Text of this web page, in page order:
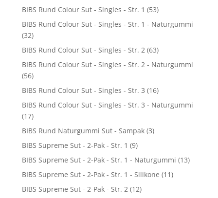
BIBS Rund Colour Sut - Singles - Str. 1 (53)
BIBS Rund Colour Sut - Singles - Str. 1 - Naturgummi
(32)
BIBS Rund Colour Sut - Singles - Str. 2 (63)
BIBS Rund Colour Sut - Singles - Str. 2 - Naturgummi
(56)
BIBS Rund Colour Sut - Singles - Str. 3 (16)
BIBS Rund Colour Sut - Singles - Str. 3 - Naturgummi
(17)
BIBS Rund Naturgummi Sut - Sampak (3)
BIBS Supreme Sut - 2-Pak - Str. 1 (9)
BIBS Supreme Sut - 2-Pak - Str. 1 - Naturgummi (13)
BIBS Supreme Sut - 2-Pak - Str. 1 - Silikone (11)
BIBS Supreme Sut - 2-Pak - Str. 2 (12)